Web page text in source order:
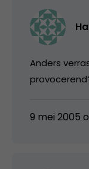
Anders
9 mei 2005